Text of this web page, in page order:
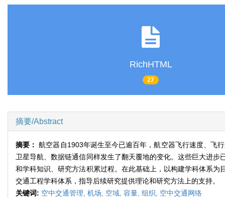
RichHTML
27
摘要/Abstract
摘要：航空器自1903年诞生至今已逾百年，航空器飞行速度、飞
卫星导航、数据链通信同样发生了翻天覆地的变化。这些巨大进
和学科知识、研究方法积累过程。在此基础上，以构建学科体系
交通工程学科体系，指导后续研究提供理论和研究方法上的支持。
关键词: 空中交通管理, 机场, 空域, 容量, 组织, 空中交通网络